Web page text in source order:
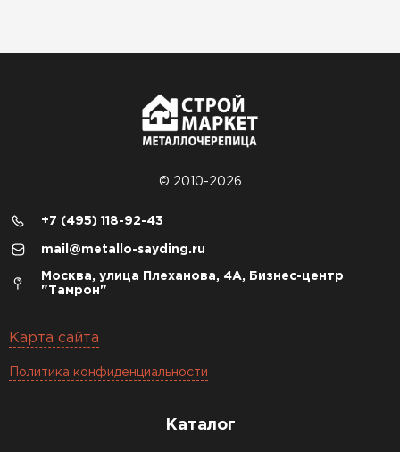
© 2010-2026
+7 (495) 118-92-43
mail@metallo-sayding.ru
Москва, улица Плеханова, 4А, Бизнес-центр
"Тамрон"
Карта сайта
Политика конфиденциальности
Каталог